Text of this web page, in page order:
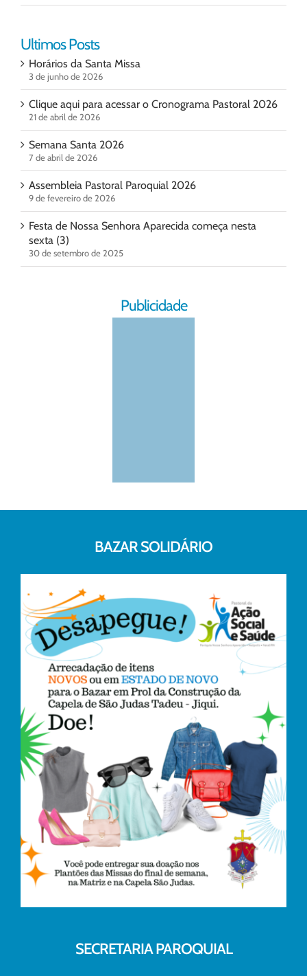
Ultimos Posts
Horários da Santa Missa
3 de junho de 2026
Clique aqui para acessar o Cronograma Pastoral 2026
21 de abril de 2026
Semana Santa 2026
7 de abril de 2026
Assembleia Pastoral Paroquial 2026
9 de fevereiro de 2026
Festa de Nossa Senhora Aparecida começa nesta
sexta (3)
30 de setembro de 2025
Publicidade
BAZAR SOLIDÁRIO
SECRETARIA PAROQUIAL